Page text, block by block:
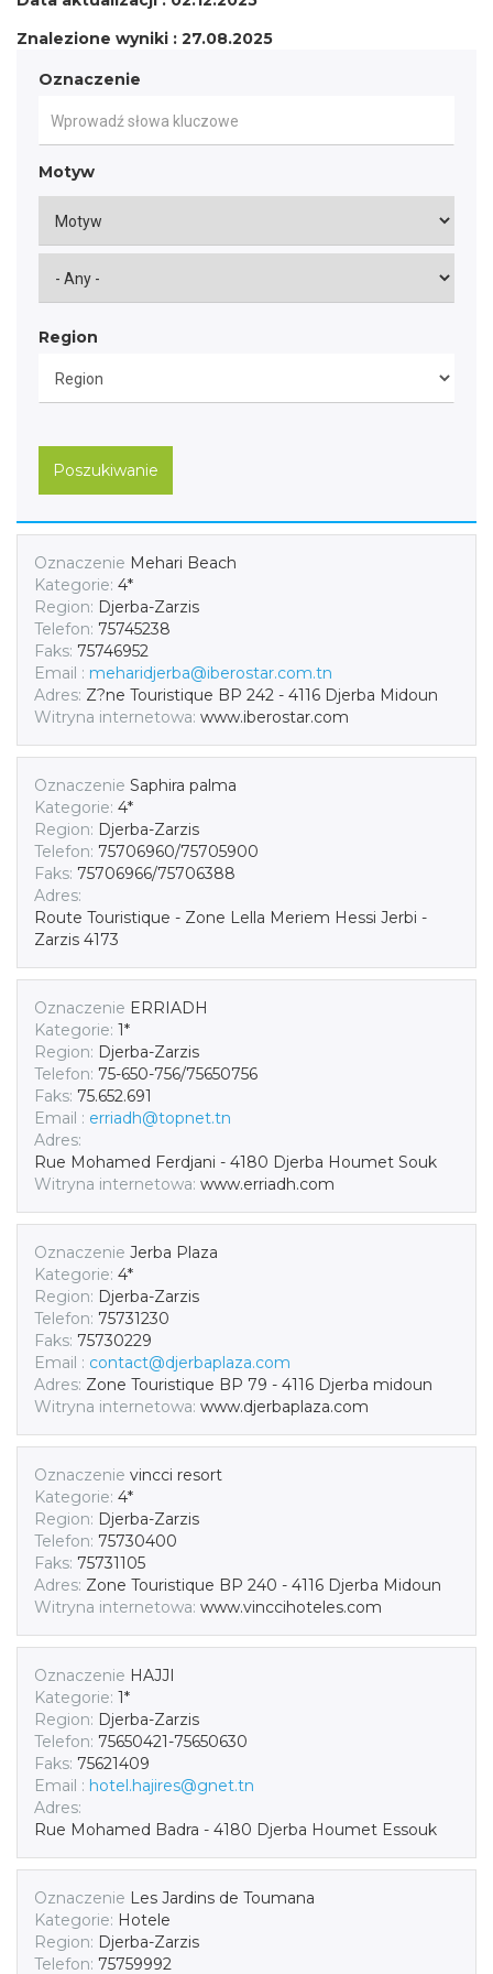
Znalezione wyniki : 27.08.2025
Oznaczenie
Motyw
Region
Poszukiwanie
Oznaczenie Mehari Beach
Kategorie: 4*
Region: Djerba-Zarzis
Telefon: 75745238
Faks: 75746952
Email : meharidjerba@iberostar.com.tn
Adres: Z?ne Touristique BP 242 - 4116 Djerba Midoun
Witryna internetowa: www.iberostar.com
Oznaczenie Saphira palma
Kategorie: 4*
Region: Djerba-Zarzis
Telefon: 75706960/75705900
Faks: 75706966/75706388
Adres:
Route Touristique - Zone Lella Meriem Hessi Jerbi -
Zarzis 4173
Oznaczenie ERRIADH
Kategorie: 1*
Region: Djerba-Zarzis
Telefon: 75-650-756/75650756
Faks: 75.652.691
Email : erriadh@topnet.tn
Adres:
Rue Mohamed Ferdjani - 4180 Djerba Houmet Souk
Witryna internetowa: www.erriadh.com
Oznaczenie Jerba Plaza
Kategorie: 4*
Region: Djerba-Zarzis
Telefon: 75731230
Faks: 75730229
Email : contact@djerbaplaza.com
Adres: Zone Touristique BP 79 - 4116 Djerba midoun
Witryna internetowa: www.djerbaplaza.com
Oznaczenie vincci resort
Kategorie: 4*
Region: Djerba-Zarzis
Telefon: 75730400
Faks: 75731105
Adres: Zone Touristique BP 240 - 4116 Djerba Midoun
Witryna internetowa: www.vinccihoteles.com
Oznaczenie HAJJI
Kategorie: 1*
Region: Djerba-Zarzis
Telefon: 75650421-75650630
Faks: 75621409
Email : hotel.hajires@gnet.tn
Adres:
Rue Mohamed Badra - 4180 Djerba Houmet Essouk
Oznaczenie Les Jardins de Toumana
Kategorie: Hotele
Region: Djerba-Zarzis
Telefon: 75759992